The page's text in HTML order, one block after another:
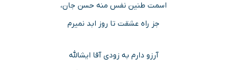
اسمت طنین نفس منه حسن جان،
جز راه عشقت تا روز ابد نمیرم
آرزو دارم به زودی آقا ایشالله